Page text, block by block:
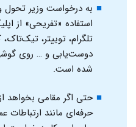
به درخواست وزیر تحول
استفاده «تفریحی» از
تلگرام، توییتر،
دوست‌یابی و … روی
شده است.
حتی اگر مقامی بخواهد
حرفه‌ای مانند ارتباطات